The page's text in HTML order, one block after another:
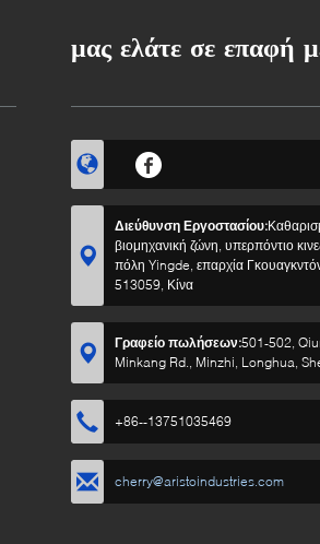
μας ελάτε σε επαφή
Διεύθυνση Εργοστασίου:
βιομηχανική ζώνη, υπερπόντιο
πόλη Yingde, επαρχία
513059, Κίνα
Γραφείο πωλήσεων:501-502,
Minkang Rd., Minzhi, Longhua,
+86--13751035469
cherry@aristoindustries.com